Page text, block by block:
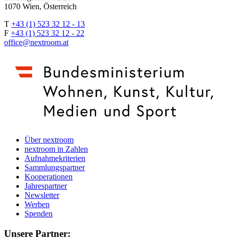
1070 Wien, Österreich
T +43 (1) 523 32 12 - 13
F +43 (1) 523 32 12 - 22
office@nextroom.at
Über nextroom
nextroom in Zahlen
Aufnahmekriterien
Sammlungspartner
Kooperationen
Jahrespartner
Newsletter
Werben
Spenden
Unsere Partner: